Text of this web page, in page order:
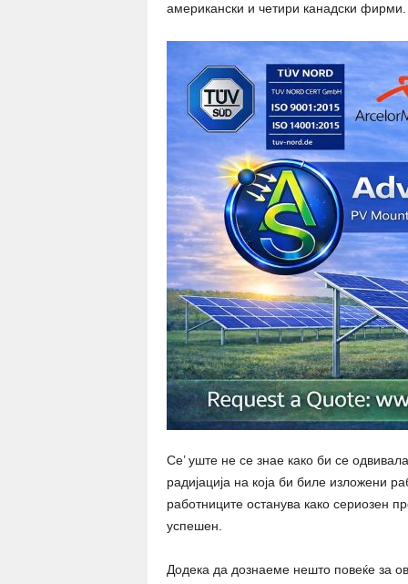
американски и четири канадски фирми.
Се’ уште не се знае како би се
радијација на која би биле изложени
работниците останува како сериозен
успешен.
Додека да дознаеме нешто повеќе за